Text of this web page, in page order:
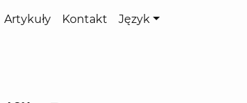
Artykuły Kontakt Język